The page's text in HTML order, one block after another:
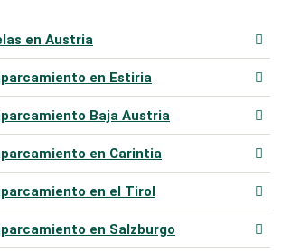
en Austria
en Estiria
Baja Austria
en Carintia
en el Tirol
en Salzburgo